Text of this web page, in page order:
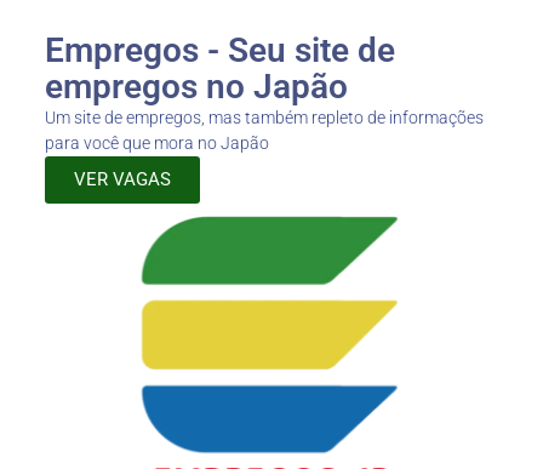
Empregos - Seu site de
empregos no Japão
Um site de empregos, mas também repleto de informações
para você que mora no Japão
VER VAGAS